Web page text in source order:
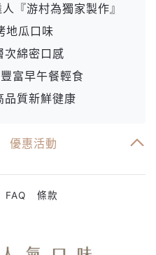
『游村為獨家製作』
地瓜口味
綿密口感
富早午餐輕食
質新鮮徤康
優惠活動
FAQ 條款